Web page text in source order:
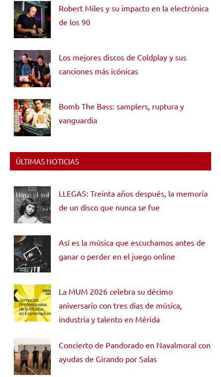
Robert Miles y su impacto en la electrónica
de los 90
Los mejores discos de Coldplay y sus
canciones más icónicas
Bomb The Bass: samplers, ruptura y
vanguardia
ÚLTIMAS NOTICIAS
LLEGAS: Treinta años después, la memoria
de un disco que nunca se fue
Así es la música que escuchamos antes de
ganar o perder en el juego online
La MUM 2026 celebra su décimo
aniversario con tres días de música,
industria y talento en Mérida
Concierto de Pandorado en Navalmoral con
ayudas de Girando por Salas